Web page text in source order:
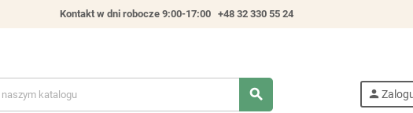
Kontakt w dni robocze 9:00-17:00 +48 32 330 55 24
search person